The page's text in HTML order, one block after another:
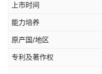
上市时间
能力培养
原产国/地区
专利及著作权